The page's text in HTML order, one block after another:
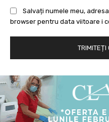
Salvați numele meu,
browser pentru data viitoare i